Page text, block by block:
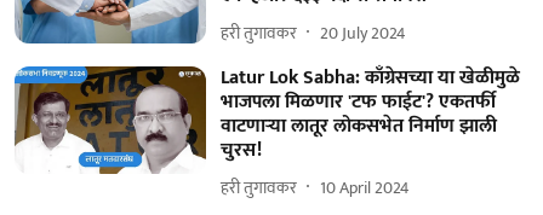
हरी तुगावकर 20 July 2024
Latur Lok Sabha: काँग्रेसच्या या खेळीमुळे
भाजपला मिळणार 'टफ फाईट'? एकतर्फी
वाटणाऱ्या लातूर लोकसभेत निर्माण झाली
चुरस!
हरी तुगावकर 10 April 2024